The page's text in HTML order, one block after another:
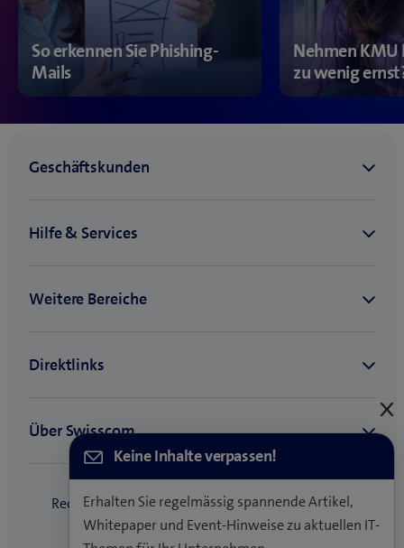
Keine Inhalte verpassen!
Erhalten Sie regelmässig spannende Artikel,
Whitepaper und Event-Hinweise zu aktuellen IT-
So erkennen Sie Phishing-
Mails
Nehmen KMU
zu wenig